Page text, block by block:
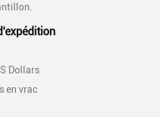
Dollars
en vrac